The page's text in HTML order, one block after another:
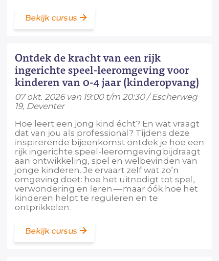
Bekijk cursus
Ontdek de kracht van een rijk
ingerichte speel-leeromgeving voor
kinderen van 0-4 jaar (kinderopvang)
07 okt. 2026 van 19:00 t/m 20:30 / Escherweg
19, Deventer
Hoe leert een jong kind écht? En wat vraagt
dat van jou als professional? Tijdens deze
inspirerende bijeenkomst ontdek je hoe een
rijk ingerichte speel-leeromgeving bijdraagt
aan ontwikkeling, spel en welbevinden van
jonge kinderen. Je ervaart zelf wat zo’n
omgeving doet: hoe het uitnodigt tot spel,
verwondering en leren — maar óók hoe het
kinderen helpt te reguleren en te
ontprikkelen.
Bekijk cursus